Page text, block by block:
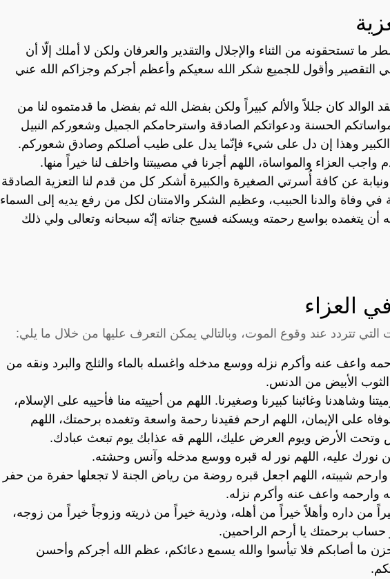
تستحقونه من الثناء والإجلال والتقدير والعرفان ولكن لا أملك إلّا أن
التقصير وأقول للجميع شكر الله سعيكم وأعظم أجركم وجزاكم الله عني
كان جللاً والألم كبيراً ولكن بفضل الله ثم بفضل ما قدمتموه لنا من
الحسنة ودعواتكم الصادقة واسترحامكم الجميل وشعوركم النبيل
وهذا إن دل على شيء فإنّما يدل على طيب أصلكم وصادق شعوركم.
العزاء والمواساة، اللهم أجرنا في مصيبتنا واخلف لنا خيراً منها.
عن كافة أُسرتي الصغيرة والكبيرة أشكر كل من قدم لنا التعزية الصادقة
في وفاة والدنا الحبيب، وعظيم الشكر والامتنان لكل من رفع يديه إلى السماء
أن يتغمده بواسع رحمته ويسكنه فسيح جناته إنّه سبحانه وتعالى ولي ذلك
العزاء
التي تتردد عند وقوع الموت، وبالتالي يمكن التعرف عليها من خلال ما يلي:
واعف عنه وأكرم نزله ووسع مدخله واغسله بالماء والثلج والبرد ونقه من
الثوب الأبيض من الدنس.
وشاهدنا وغائبنا كبيرنا وصغيرنا. اللهم من أحييته منا فأحييه على الإسلام،
على الإيمان، اللهم ارحم فقيدنا رحمة واسعة وتغمده برحمتك، اللهم
وتحت الأرض ويوم العرض عليك، اللهم قه عذابك يوم تبعث عبادك.
نورك عليه، اللهم نور له قبره ووسع مدخله وآنس وحشته.
وارحم شيبته، اللهم اجعل قبره روضة من رياض الجنة لا تجعلها حفرة من حفر
له وارحمه واعف عنه وأكرم نزله.
من داره وأهلاً خيراً من أهله، وذرية خيراً من ذريته وزوجاً خيراً من زوجه،
حساب برحمتك يا أرحم الراحمين.
ما أصابكم فلا تيأسوا والله يسمع دعائكم، عظم الله أجركم وأحسن